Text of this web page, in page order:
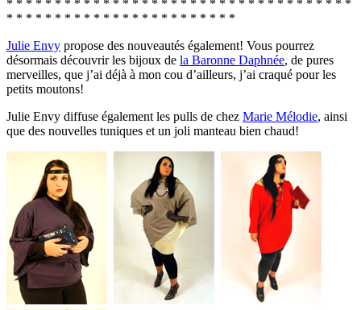
* * * * * * * * * * * * * * * * * * * * * * * * * * * * * * * * * * * *
* * * * * * * * * * * * * * * * * * * * * * * *
Julie Envy propose des nouveautés également! Vous pourrez
désormais découvrir les bijoux de la Baronne Daphnée, de pures
merveilles, que j’ai déjà à mon cou d’ailleurs, j’ai craqué pour les
petits moutons!
Julie Envy diffuse également les pulls de chez Marie Mélodie, ainsi
que des nouvelles tuniques et un joli manteau bien chaud!